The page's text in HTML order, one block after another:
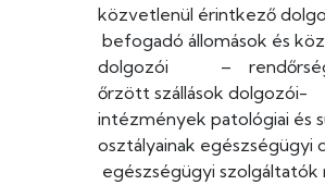
közvetlenül érintkező
befogadó állomások és
dolgozói – rendőrségi
őrzött szállások dolgozói-
intézmények patológiai és
osztályainak egészségügyi
egészségügyi szolgáltatók